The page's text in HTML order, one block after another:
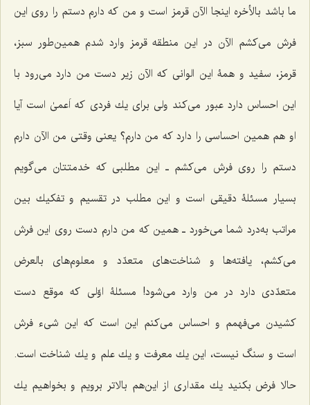
ما باشد بالأخره اینجا الآن قرمز است و من كه دارم دستم را روى این
فرش مى‌كشم الآن در این منطقه قرمز وارد شدم همین‌طور سبز،
قرمز، سفید و همۀ این الوانى كه الآن زیر دست من دارد مى‌رود با
این احساس دارد عبور مى‌كند ولى براى یك فردى كه اَعمیٰ است آیا
او هم همین احساسى را دارد كه من دارم؟ یعنى وقتى من الآن دارم
دستم‌ را روى فرش مى‌كشم ـ این مطلبى كه خدمتتان مى‌گویم
بسیار مسئلۀ دقیقى است و این مطلب در تقسیم و تفكیك بین
مراتب به‌درد شما مى‌خورد ـ همین كه من دارم دست روى این فرش
مى‌كشم، یافته‌ها و شناخت‌هاى متعدّد و معلوم‌هاى بالعرض
متعدّدی دارد در من وارد مى‌شود! مسئلۀ اوّلى كه موقع دست
کشیدن می‌فهمم و احساس مى‌كنم این است كه این شیء فرش
است و سنگ نیست، این یك معرفت و یك علم و یك شناخت است.
حالا فرض بكنید یك مقدارى از این‌هم بالاتر برویم و بخواهیم یك